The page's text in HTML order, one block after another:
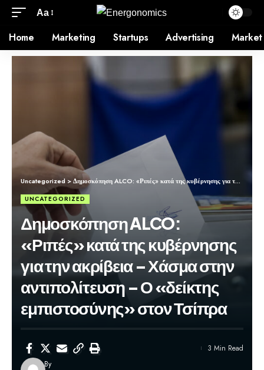
Aa
Home Marketing Startups Advertising Market
Uncategorized >Δημοσκόπηση ALCO: «Ριπές» κατά της κυβέρνησης για την ακρίβεια – Χάσμα στην αντιπολίτευση – Ο «δείκτης εμπιστοσύνης» στον Τσίπρα
UNCATEGORIZED
Δημοσκόπηση ALCO:
«Ριπές» κατά της κυβέρνησης
για την ακρίβεια – Χάσμα στην
αντιπολίτευση – Ο «δείκτης
εμπιστοσύνης» στον Τσίπρα
By
3 Min Read